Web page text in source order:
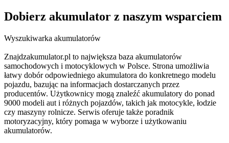
Dobierz akumulator z naszym wsparciem
Wyszukiwarka akumulatorów
Znajdzakumulator.pl to największa baza akumulatorów
samochodowych i motocyklowych w Polsce. Strona umożliwia
łatwy dobór odpowiedniego akumulatora do konkretnego modelu
pojazdu, bazując na informacjach dostarczanych przez
producentów. Użytkownicy mogą znaleźć akumulatory do ponad
9000 modeli aut i różnych pojazdów, takich jak motocykle, łodzie
czy maszyny rolnicze. Serwis oferuje także poradnik
motoryzacyjny, który pomaga w wyborze i użytkowaniu
akumulatorów.